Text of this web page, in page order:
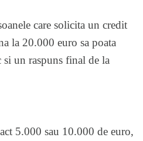
care solicita un credit
la 20.000 euro sa poata
un raspuns final de la
5.000 sau 10.000 de euro,